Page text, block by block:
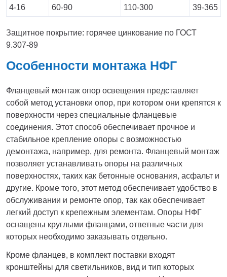
4-16 60-90 110-300 39-365
Защитное покрытие: горячее цинкование по ГОСТ
9.307-89
Особенности монтажа НФГ
Фланцевый монтаж опор освещения представляет
собой метод установки опор, при котором они крепятся к
поверхности через специальные фланцевые
соединения. Этот способ обеспечивает прочное и
стабильное крепление опоры с возможностью
демонтажа, например, для ремонта. Фланцевый монтаж
позволяет устанавливать опоры на различных
поверхностях, таких как бетонные основания, асфальт и
другие. Кроме того, этот метод обеспечивает удобство в
обслуживании и ремонте опор, так как обеспечивает
легкий доступ к крепежным элементам. Опоры НФГ
оснащены круглыми фланцами, ответные части для
которых необходимо заказывать отдельно.
Кроме фланцев, в комплект поставки входят
кронштейны для светильников, вид и тип которых